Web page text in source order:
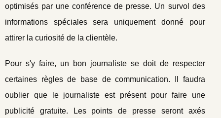
optimisés par une conférence de presse. Un survol des
informations spéciales sera uniquement donné pour
attirer la curiosité de la clientèle.
Pour s'y faire, un bon journaliste se doit de respecter
certaines règles de base de communication. Il faudra
oublier que le journaliste est présent pour faire une
publicité gratuite. Les points de presse seront axés